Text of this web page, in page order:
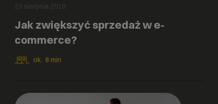
23 sierpnia 2019
Jak zwiększyć sprzedaż w e-
commerce?
ok. 8 min